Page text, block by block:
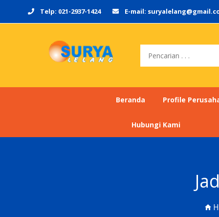
Telp: 021-2937-1424 E-mail:
Beranda Profile
Hubungi Kami